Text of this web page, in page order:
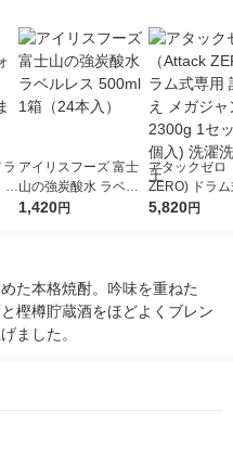
4
アイリスフーズ 富士
山の強炭酸水 ラベル
レス 500ml 1箱（24
1,420円
アタックゼロ
ZERO) ドラ
詰め替え メガ
5,820円
た本格焼酎。吟味を重ねた
樫樽貯蔵酒をほどよくブレン
ました。